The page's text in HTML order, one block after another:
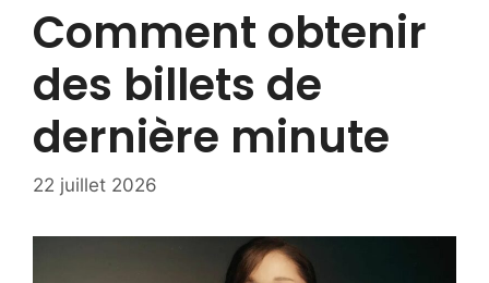
Comment obtenir
des billets de
dernière minute
22 juillet 2026